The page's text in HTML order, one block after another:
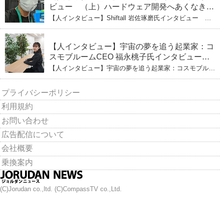
ビュー （上）ハードウェア開発へあくなき挑
戦 その起業の経緯とは
【人インタビュー】Shiftall 岩佐琢磨氏インタビュー
【人インタビュー】宇宙の夢を追う起業家：コ
スモブルームCEO 福永桃子氏インタビュー
（下）
【人インタビュー】宇宙の夢を追う起業家：コスモブルー
プライバシーポリシー
利用規約
お問い合わせ
広告配信について
会社概要
乗換案内
(C)Jorudan co.,ltd. (C)CompassTV co.,Ltd.